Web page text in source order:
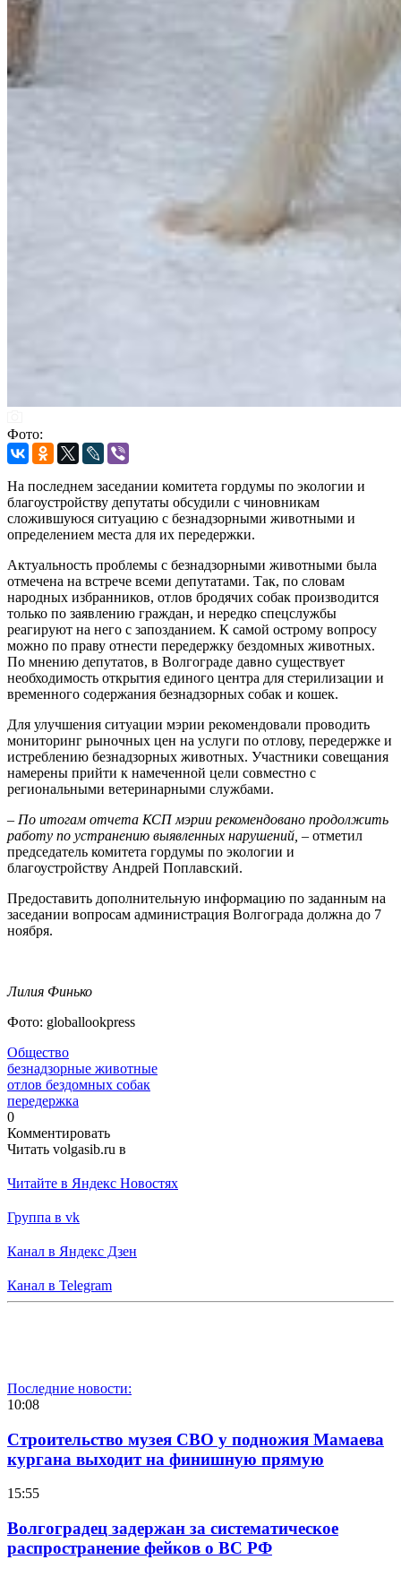
Фото:
На последнем заседании комитета гордумы по экологии и
благоустройству депутаты обсудили с чиновникам
сложившуюся ситуацию с безнадзорными животными и
определением места для их передержки.
Актуальность проблемы с безнадзорными животными была
отмечена на встрече всеми депутатами. Так, по словам
народных избранников, отлов бродячих собак производится
только по заявлению граждан, и нередко спецслужбы
реагируют на него с запозданием. К самой острому вопросу
можно по праву отнести передержку бездомных животных.
По мнению депутатов, в Волгограде давно существует
необходимость открытия единого центра для стерилизации и
временного содержания безнадзорных собак и кошек.
Для улучшения ситуации мэрии рекомендовали проводить
мониторинг рыночных цен на услуги по отлову, передержке и
истреблению безнадзорных животных. Участники совещания
намерены прийти к намеченной цели совместно с
региональными ветеринарными службами.
– По итогам отчета КСП мэрии рекомендовано продолжить
работу по устранению выявленных нарушений, – отметил
председатель комитета гордумы по экологии и
благоустройству Андрей Поплавский.
Предоставить дополнительную информацию по заданным на
заседании вопросам администрация Волгограда должна до 7
ноября.
Лилия Финько
Фото: globallookpress
Общество
безнадзорные животные
отлов бездомных собак
передержка
0
Комментировать
Читать volgasib.ru в
Читайте в Яндекс Новостях
Группа в vk
Канал в Яндекс Дзен
Канал в Telegram
Последние новости:
10:08
Строительство музея СВО у подножия Мамаева
кургана выходит на финишную прямую
15:55
Волгоградец задержан за систематическое
распространение фейков о ВС РФ